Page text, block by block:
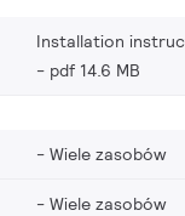
Installation
pdf 14.6 MB
Wiele zasobów
Wiele zasobów